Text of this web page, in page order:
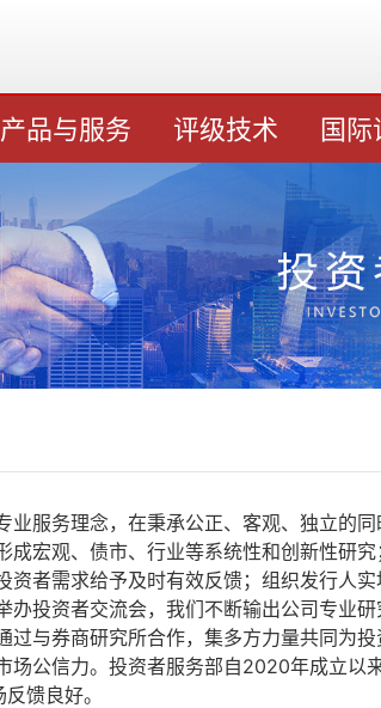
产品与服务 评级技术 国际
业服务理念，在秉承公正、客观、独立的
宏观、债市、行业等系统性和创新性研
者需求给予及时有效反馈；组织发行人
投资者交流会，我们不断输出公司专业
与券商研究所合作，集多方力量共同为
场公信力。投资者服务部自2020年成立以
馈良好。